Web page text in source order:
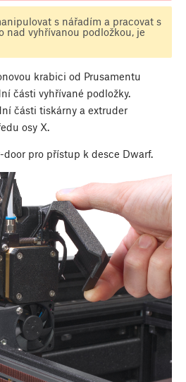
s nářadím a pracovat s
nad vyhřívanou podložkou, je
krabici od Prusamentu
části vyhřívané podložky.
části tiskárny a extruder
osy X.
pro přístup k desce Dwarf.